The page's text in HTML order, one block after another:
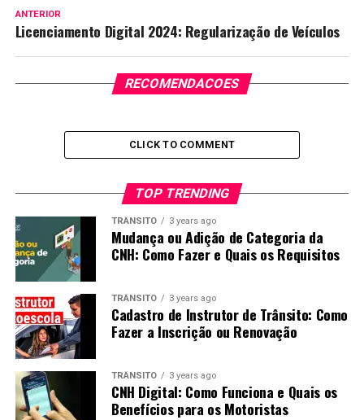
ANTERIOR
Licenciamento Digital 2024: Regularização de Veículos
RECOMENDACOES
CLICK TO COMMENT
TOP TRENDING
TRÂNSITO 3 years ago
Mudança ou Adição de Categoria da
CNH: Como Fazer e Quais os Requisitos
TRÂNSITO 3 years ago
Cadastro de Instrutor de Trânsito: Como
Fazer a Inscrição ou Renovação
TRÂNSITO 3 years ago
CNH Digital: Como Funciona e Quais os
Benefícios para os Motoristas